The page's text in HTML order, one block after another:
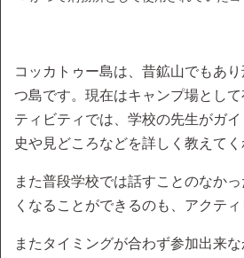
コッカトゥー島は、昔鉱山でもあ
つ島です。現在はキャンプ場とし
ティビティでは、学校の先生がガ
史や見どころなどを詳しく教えてく
また普段学校では話すことのなか
くなることができるのも、アクティ
またタイミングが合わず参加出来